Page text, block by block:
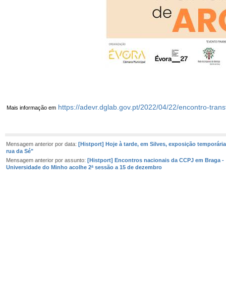
Mais informação em https://adevr.dglab.gov.pt/2022/04/22/encontro-
Mensagem anterior por data: [Histport] Hoje à tarde, em Silves, exposição
rua da Sé"
Mensagem anterior por assunto: [Histport] Encontros nacionais da CCPJ em Braga -
Universidade do Minho acolhe 2ª sessão a 15 de dezembro